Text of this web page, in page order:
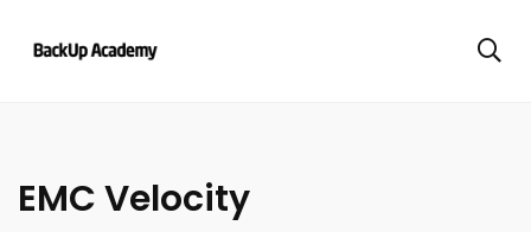
EMC Velocity